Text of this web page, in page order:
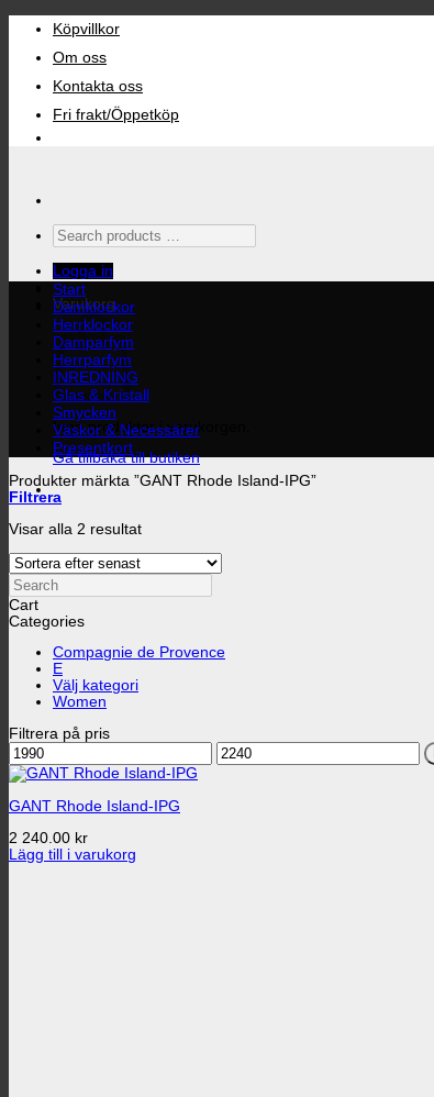
content
Köpvillkor
Om oss
Kontakta oss
Fri frakt/Öppetköp
Search
products
…Logga in
Varukorg
Inga produkter i varukorgen.
Gå tillbaka till butiken
Start
Damklockor
Herrklockor
Damparfym
Herrparfym
INREDNING
Glas & Kristall
Smycken
Väskor & Necessärer
Presentkort
Produkter märkta ”GANT Rhode Island-IPG”
Filtrera
Visar alla 2 resultatSortera
Search
Cart
Categories
Compagnie de Provence
E
Välj kategori
Women
Filtrera på pris
Min
pris
Max
pris
GANT Rhode Island-IPG
2 240.00 kr
Lägg till i varukorg